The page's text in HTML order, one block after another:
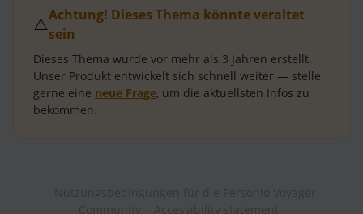
⚠️Achtung! Dieses Thema könnte veraltet
sein
Dieses Thema wurde vor mehr als 3 Jahren erstellt.
Unser Produkt entwickelt sich schnell weiter — stelle
gerne eine neue Frage, um die aktuellsten Infos zu
bekommen.